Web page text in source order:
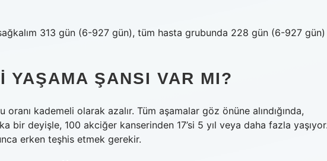
313 gün (6-927 gün), tüm hasta grubunda 228 gün (6-927 gün)
YAŞAMA ŞANSI VAR MI?
kademeli olarak azalır. Tüm aşamalar göz önüne alındığında,
bir deyişle, 100 akciğer kanserinden 17’si 5 yıl veya daha fazla
erken teşhis etmek gerekir.